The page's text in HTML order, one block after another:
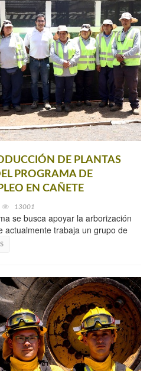
DE PLANTAS
PROGRAMA DE
EN CAÑETE
13001
se busca apoyar la arborización
actualmente trabaja un grupo de